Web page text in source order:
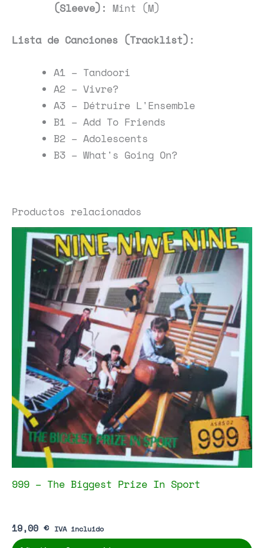
(Sleeve): Mint (M)
Lista de Canciones (Tracklist):
A1 – Tandoori
A2 – Vivre?
A3 – Détruire L'Ensemble
B1 – Add To Friends
B2 – Adolescents
B3 – What's Going On?
Productos relacionados
999 – The Biggest Prize In Sport
19,00 € IVA incluido